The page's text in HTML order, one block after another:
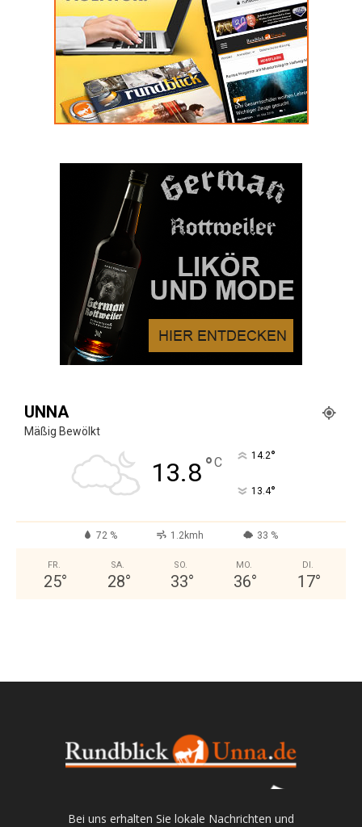
UNNA
Mäßig Bewölkt
13.8°C 14.2°
13.4°
72 % 1.2kmh 33 %
FR.
25°
SA.
28°
SO.
33°
MO.
36°
DI.
17°
Bei uns erhalten Sie lokale Nachrichten und